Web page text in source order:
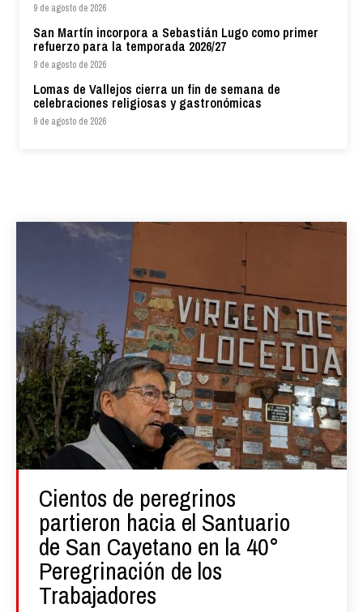
9 de agosto de 2026
San Martín incorpora a Sebastián Lugo como primer
refuerzo para la temporada 2026/27
9 de agosto de 2026
Lomas de Vallejos cierra un fin de semana de
celebraciones religiosas y gastronómicas
9 de agosto de 2026
Cientos de peregrinos
partieron hacia el Santuario
de San Cayetano en la 40°
Peregrinación de los
Trabajadores